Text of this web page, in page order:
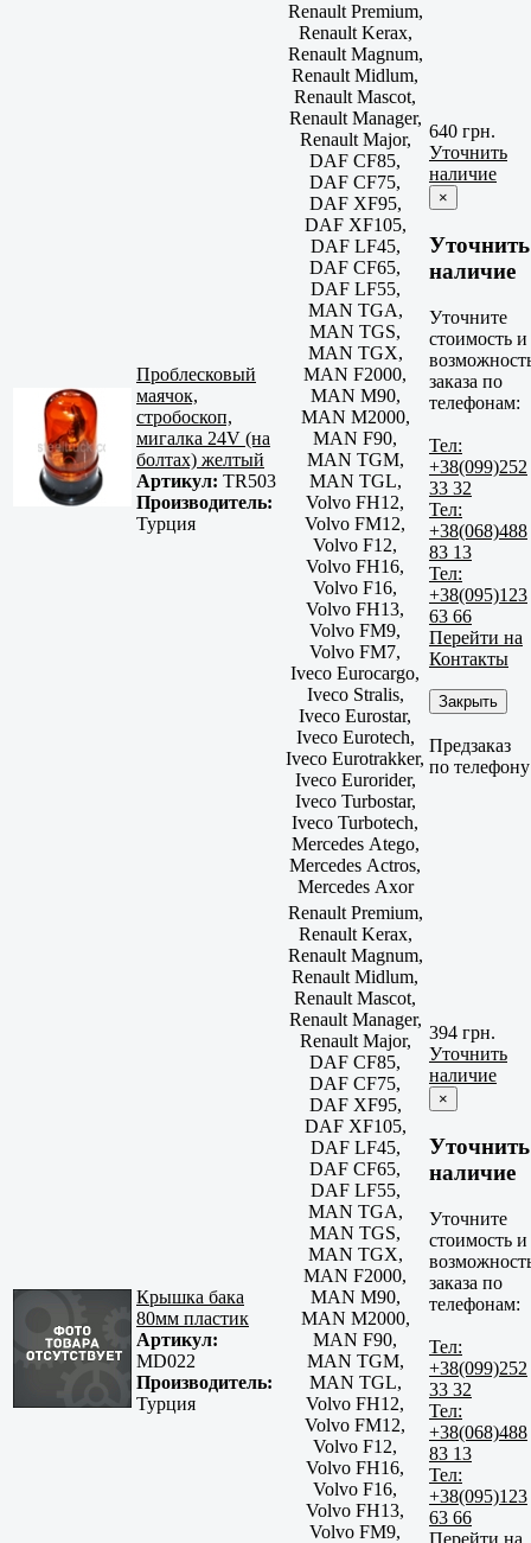
Проблесковый
маячок,
стробоскоп,
мигалка 24V (на
болтах) желтый
Артикул: TR503
Производитель:
Турция
Renault Premium,
Renault Kerax,
Renault Magnum,
Renault Midlum,
Renault Mascot,
Renault Manager,
Renault Major,
DAF CF85,
DAF CF75,
DAF XF95,
DAF XF105,
DAF LF45,
DAF CF65,
DAF LF55,
MAN TGA,
MAN TGS,
MAN TGX,
MAN F2000,
MAN M90,
MAN M2000,
MAN F90,
MAN TGM,
MAN TGL,
Volvo FH12,
Volvo FM12,
Volvo F12,
Volvo FH16,
Volvo F16,
Volvo FH13,
Volvo FM9,
Volvo FM7,
Iveco Eurocargo,
Iveco Stralis,
Iveco Eurostar,
Iveco Eurotech,
Iveco Eurotrakker,
Iveco Eurorider,
Iveco Turbostar,
Iveco Turbotech,
Mercedes Atego,
Mercedes Actros,
Mercedes Axor
640 грн.
Уточнить
наличие
×
Уточнить
наличие
Уточните
стоимость и
заказа по
телефонам:
Тел:
+38(099)252
33 32
Тел:
+38(068)488
83 13
Тел:
+38(095)123
63 66
Перейти на
Контакты
Закрыть
Предзаказ
по телефону
Крышка бака
80мм пластик
Артикул:
MD022
Производитель:
Турция
Renault Premium,
Renault Kerax,
Renault Magnum,
Renault Midlum,
Renault Mascot,
Renault Manager,
Renault Major,
DAF CF85,
DAF CF75,
DAF XF95,
DAF XF105,
DAF LF45,
DAF CF65,
DAF LF55,
MAN TGA,
MAN TGS,
MAN TGX,
MAN F2000,
MAN M90,
MAN M2000,
MAN F90,
MAN TGM,
MAN TGL,
Volvo FH12,
Volvo FM12,
Volvo F12,
Volvo FH16,
Volvo F16,
Volvo FH13,
Volvo FM9,
394 грн.
Уточнить
наличие
×
Уточнить
наличие
Уточните
стоимость и
заказа по
телефонам:
Тел:
+38(099)252
33 32
Тел:
+38(068)488
83 13
Тел:
+38(095)123
63 66
Перейти на